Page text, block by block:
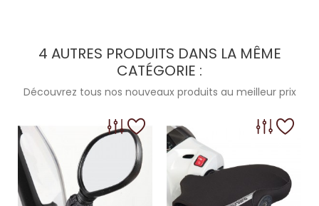
4 AUTRES PRODUITS DANS LA MÊME
CATÉGORIE :
Découvrez tous nos nouveaux produits au meilleur prix